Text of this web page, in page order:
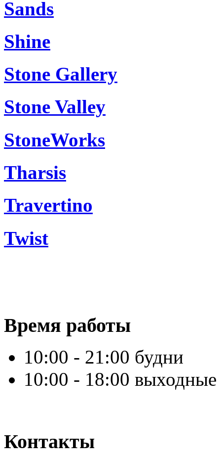
Sands
Shine
Stone Gallery
Stone Valley
StoneWorks
Tharsis
Travertino
Twist
Время работы
10:00 - 21:00 будни
10:00 - 18:00 выходные
Контакты